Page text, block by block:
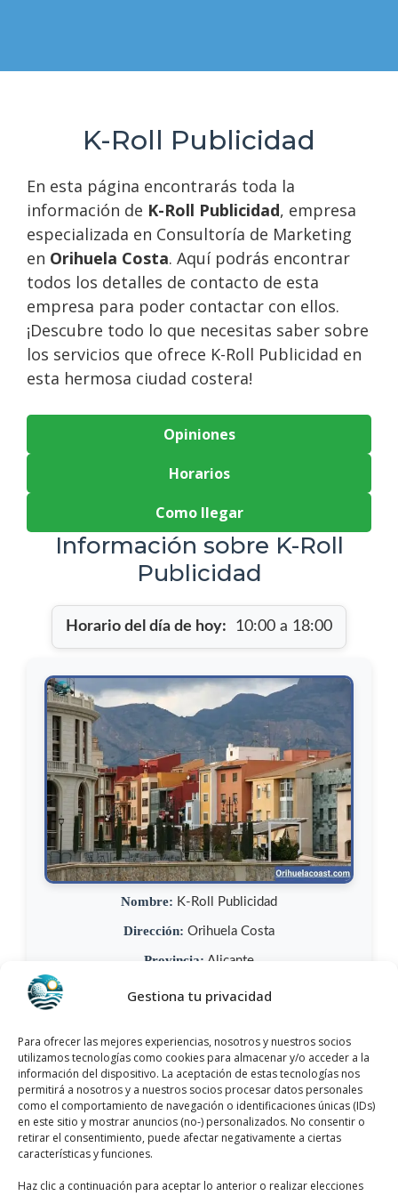
Gestiona tu privacidad
Para ofrecer las mejores experiencias, nosotros y nuestros socios
utilizamos tecnologías como cookies para almacenar y/o acceder a la
información del dispositivo. La aceptación de estas tecnologías nos
permitirá a nosotros y a nuestros socios procesar datos personales
como el comportamiento de navegación o identificaciones únicas (IDs)
en este sitio y mostrar anuncios (no-) personalizados. No consentir o
retirar el consentimiento, puede afectar negativamente a ciertas
características y funciones.
Haz clic a continuación para aceptar lo anterior o realizar elecciones
K-Roll Publicidad
En esta página encontrarás toda la
información de K-Roll Publicidad, empresa
especializada en Consultoría de Marketing
en Orihuela Costa. Aquí podrás encontrar
todos los detalles de contacto de esta
empresa para poder contactar con ellos.
¡Descubre todo lo que necesitas saber sobre
los servicios que ofrece K-Roll Publicidad en
esta hermosa ciudad costera!
Opiniones
Horarios
Como llegar
Información sobre K-Roll
Publicidad
Horario del día de hoy: 10:00 a 18:00
Nombre: K-Roll Publicidad
Dirección: Orihuela Costa
Provincia: Alicante
Municipio: Orihuela Costa
Teléfono:+34 744 70 87 83
Sitio web:www.k-rollpublicidad.com
Opiniones:Los usuarios lo han valorado con 5,0/5
y tiene más de 1 opiniones.